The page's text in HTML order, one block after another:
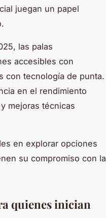
juegan un papel
las palas
accesibles con
con tecnología de punta.
en el rendimiento
mejoras técnicas
en explorar opciones
su compromiso con la
quienes inician